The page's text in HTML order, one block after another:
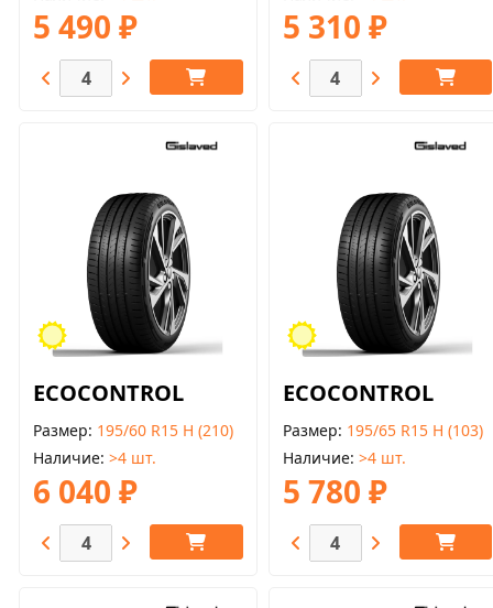
5 490 ₽ 5 310 ₽
ECOCONTROL
Размер 195/60 R15 H (210)
Наличие >4 шт.
6 040 ₽
ECOCONTROL
Размер 195/65 R15 H (103)
Наличие >4 шт.
5 780 ₽